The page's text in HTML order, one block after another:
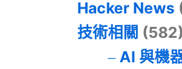
Hacker News
技術相關 (582)
AI 與機